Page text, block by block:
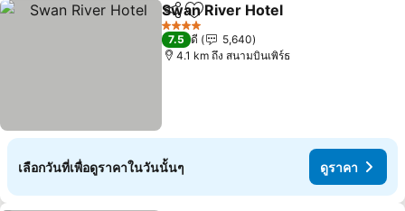
แชร์ เพิ่มในรายการโปรด
Swan River Hotel
4 ดาว
7.5 ดี
5,640
4.1 km ถึง สนามบินเพิร์ธ
เลือกวันที่เพื่อดูราคาในวันนั้นๆ ดูราคา